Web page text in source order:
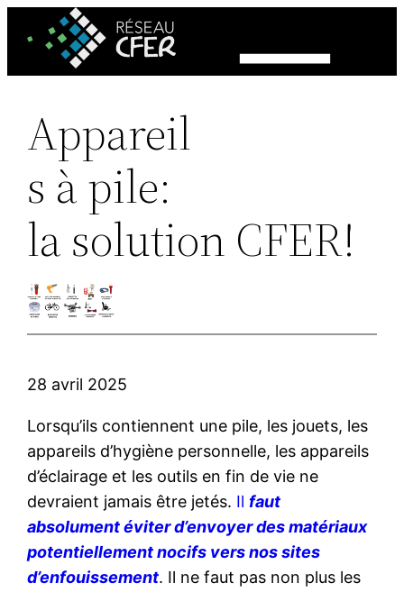
Appareil
s à pile:
la solution CFER!
28 avril 2025
Lorsqu’ils contiennent une pile, les jouets, les
appareils d’hygiène personnelle, les appareils
d’éclairage et les outils en fin de vie ne
devraient jamais être jetés. Ilfaut
absolument éviter d’envoyer des matériaux
potentiellement nocifs vers nos sites
d’enfouissement. Il ne faut pas non plus les